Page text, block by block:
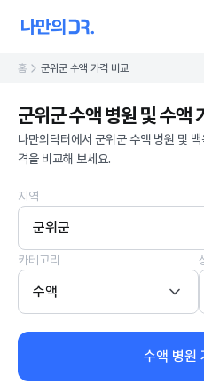
홈 군위군 수액 가격 비교
군위군 수액 병원 및 수
나만의닥터에서 군위군 수액 병원 및
격을 비교해 보세요.
지역
군위군
카테고리
수액
수액 병원